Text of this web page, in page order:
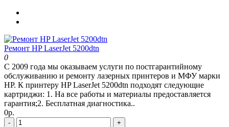
Ремонт HP LaserJet 5200dtn
0
С 2009 года мы оказываем услуги по постгарантийному
обслуживанию и ремонту лазерных принтеров и МФУ марки
HP. К принтеру HP LaserJet 5200dtn подходят следующие
картриджи: 1. На все работы и материалы предоставляется
гарантия;2. Бесплатная диагностика..
0р.
- +